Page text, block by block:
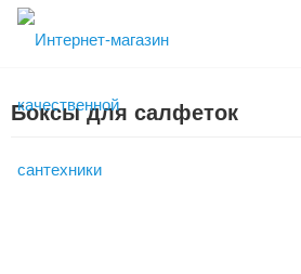
Боксы для салфеток